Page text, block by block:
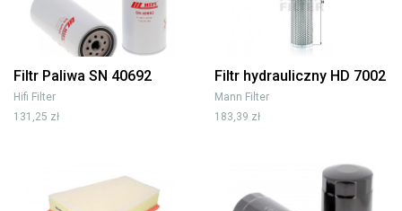
Filtr Paliwa SN 40692
Hifi Filter
131,25 zł
Filtr hydrauliczny HD 7002
Mann Filter
183,39 zł